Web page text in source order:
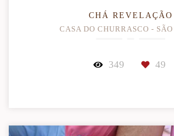
CHÁ REVELAÇÃO
CASA DO CHURRASCO - SÃO
349 49